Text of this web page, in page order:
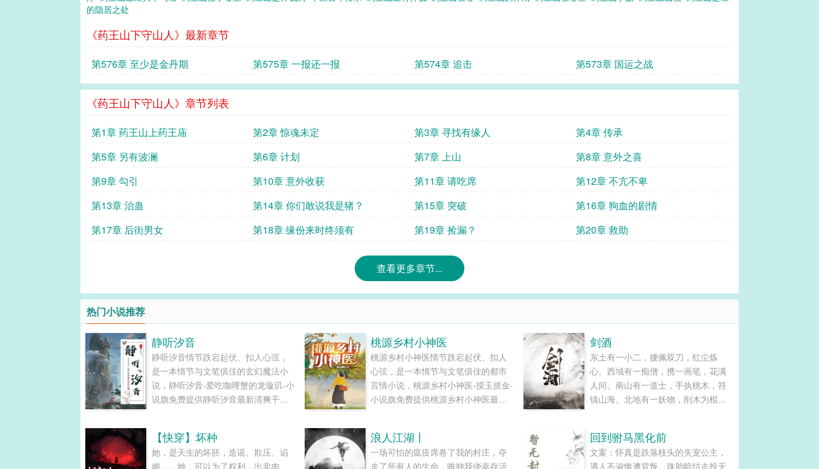
的隐居之处
《药王山下守山人》最新章节
第576章 至少是金丹期 第575章 一报还一报 第574章 追击 第573章 国运之战
《药王山下守山人》章节列表
第1章 药王山上药王庙 第2章 惊魂未定 第3章 寻找有缘人
第4章 传承
第5章 另有波澜
第6章 计划 第7章 上山
第8章 意外之喜
第9章 勾引
第10章 意外收获 第11章 请吃席
第12章 不亢不卑
第13章 治蛊
第14章 你们敢说我是猪？ 第15章 突破
第16章 狗血的剧情
第17章 后街男女
第18章 缘份来时终须有 第19章 捡漏？ 第20章 救助
查看更多章节...
热门小说推荐
静听汐音
静听汐音情节跌宕起伏、扣人心弦，
是一本情节与文笔俱佳的玄幻魔法小
说，静听汐音-爱吃咖哩蟹的龙璇玑-小
说旗免费提供静听汐音最新清爽干净
桃源乡村小神医
桃源乡村小神医情节跌宕起伏、扣人
心弦，是一本情节与文笔俱佳的都市
言情小说，桃源乡村小神医-摸玉抓金-
小说旗免费提供桃源乡村小神医最新
剑酒
东土有一小二，腰佩双刀，红尘炼
心。西域有一痴僧，携一画笔，花满
人间。南山有一道士，手执桃木，符
镇山海。北地有一妖物，削木为棍，
然千里，一剑霜寒九州！......
【快穿】坏种
她，是天生的坏胚，造谣、欺压、谄
媚……她，可以为了权利，出卖肉
浪人江湖丨
一场可怕的瘟疫席卷了我的村庄，夺
走了所有人的生命，唯独我侥幸存活
回到驸马黑化前
文案：怀真是跌落枝头的失宠公主，
遇人不淑惨遭背叛。珠胎暗结走投无